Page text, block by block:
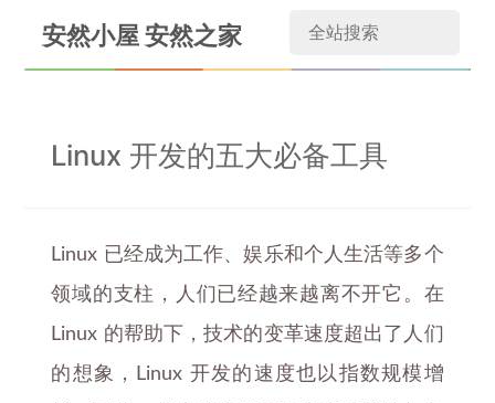
安然小屋 安然之家
Linux 开发的五大必备工具
Linux 已经成为工作、娱乐和个人生活等多个
领域的支柱，人们已经越来越离不开它。在
Linux 的帮助下，技术的变革速度超出了人们
的想象，Linux 开发的速度也以指数规模增